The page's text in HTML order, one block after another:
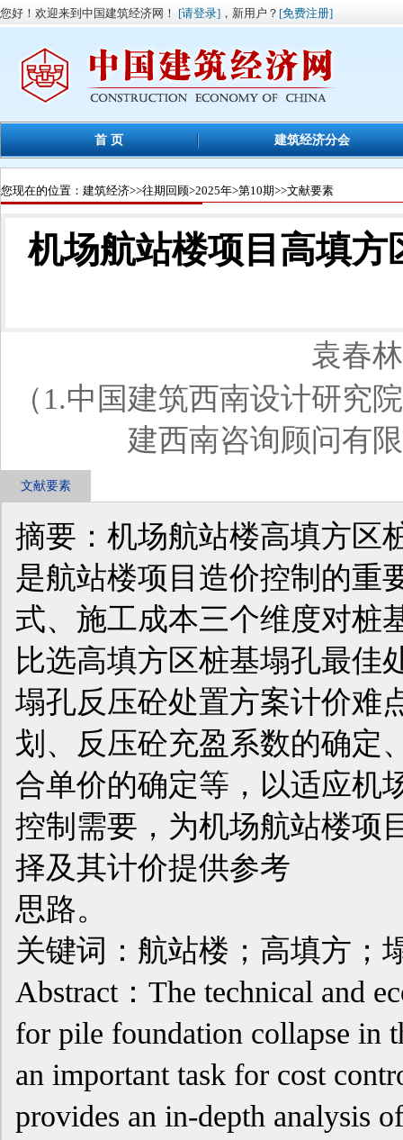
您好！欢迎来到中国建筑经济网！ [请登录] ，新用户？ [免费注册]
首 页 建筑经济分会
您现在的位置： 建筑经济>>往期回顾>2025年>第10期>>文献要素
机场航站楼项目高填
袁春
（1.中国建筑西南设计研究
建西南咨询顾问有
文献要素
摘要：机场航站楼高填方区
是航站楼项目造价控制的重
式、施工成本三个维度对桩
比选高填方区桩基塌孔最佳
塌孔反压砼处置方案计价难
划、反压砼充盈系数的确定
合单价的确定等，以适应机
控制需要，为机场航站楼项
择及其计价提供参考
思路。
关键词：航站楼；高填方；
Abstract：The technical and
for pile foundation collapse in
an important task for cost
provides an in-depth analysis